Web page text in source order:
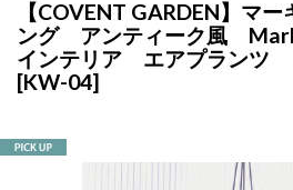
【COVENT GARDEN】マ
ング アンティーク風
インテリア エアプランツ
[KW-04]